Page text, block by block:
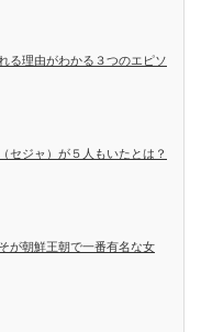
る理由がわかる３つのエピソ
セジャ）が５人もいたとは？
が朝鮮王朝で一番有名な女